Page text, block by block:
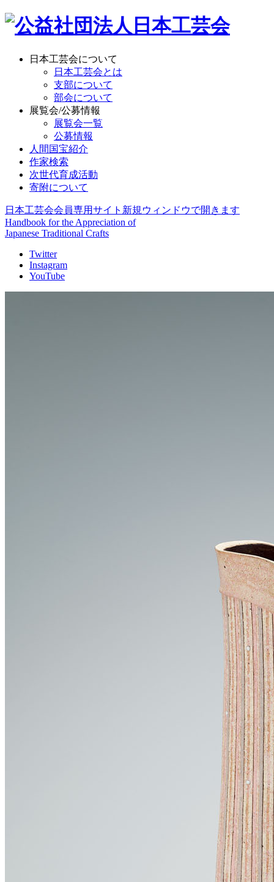
日本工芸会について
日本工芸会とは
支部について
部会について
展覧会/公募情報
展覧会一覧
公募情報
人間国宝紹介
作家検索
次世代育成活動
寄附について
日本工芸会会員専用サイト 新規ウィンドウで開きます
Handbook for the Appreciation of
Japanese Traditional Crafts
Twitter
Instagram
YouTube